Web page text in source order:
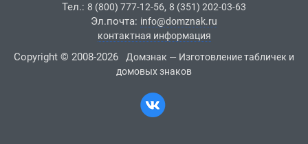
Тел.: 8 (800) 777-12-56, 8 (351) 202-03-63
Эл.почта: info@domznak.ru
контактная информация
Copyright © 2008-2026
Домзнак — Изготовление табличек и
домовых знаков